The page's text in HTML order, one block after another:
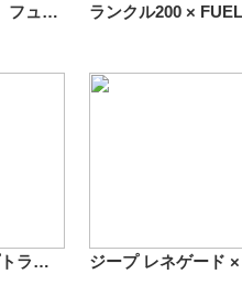
USニッサン NV3500 × フューエルオフロード D564 ビースト 20インチ
ダッジ ラムピックアップトラック × フューエルオフロード D531 ホステージ 22インチ